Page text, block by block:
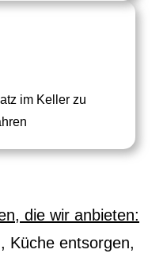
im Keller zu
die wir anbieten:
Küche entsorgen,